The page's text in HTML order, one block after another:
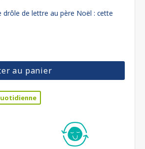
drôle de lettre au père Noël : cette
au panier